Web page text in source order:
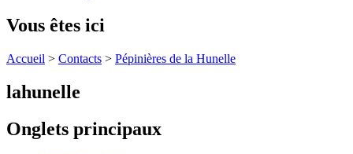
Vous êtes ici
Accueil > Contacts > Pépinières de la Hunelle
lahunelle
Onglets principaux